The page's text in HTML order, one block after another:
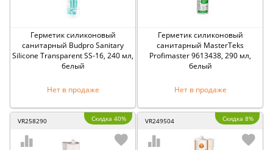
Герметик силиконовый
санитарный Budpro Sanitary
Silicone Transparent SS-16, 240 мл,
белый
Нет в продаже
Герметик силиконовый
санитарный MasterTeks
Profimaster 9613438, 290 мл,
белый
Нет в продаже
VR258290 Скидка 40% VR249504 Скидка 8%